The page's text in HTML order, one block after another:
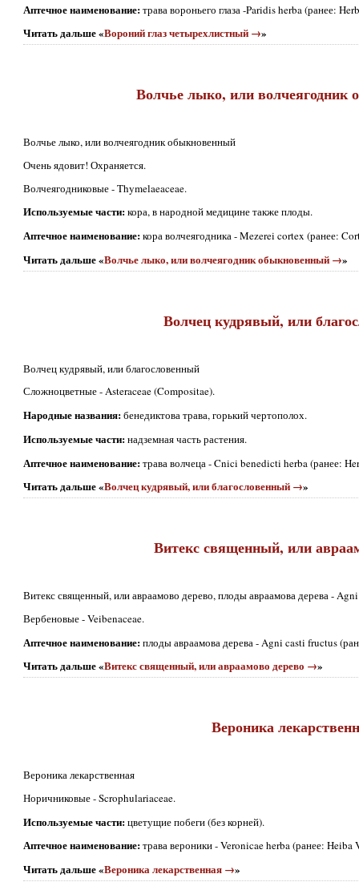
Аптечное наименование:трава вороньего глаза -Paridis herba (ранее:
Читать дальше «Вороний глаз четырехлистный →»
Волчье лыко, или волчеягодник
Волчье лыко, или волчеягодник обыкновенный
Очень ядовит! Охраняется.
Волчеягодниковые - Thymelaeaceae.
Используемые части:кора, в народной медицине также плоды.
Аптечное наименование:кора волчеягодника - Mezerei cortex (ранее:
Читать дальше «Волчье лыко, или волчеягодник обыкновенный →»
Волчец кудрявый, или
Волчец кудрявый, или благословенный
Сложноцветные - Asteraceae (Compositae).
Народные названия:бенедиктова трава, горький чертополох.
Используемые части:надземная часть растения.
Аптечное наименование:трава волчеца - Cnici benedicti herba (ранее:
Читать дальше «Волчец кудрявый, или благословенный →»
Витекс священный, или
Витекс священный, или авраамово дерево, плоды авраамова дерева -
Вербеновые - Veibenaceae.
Аптечное наименование:плоды авраамова дерева - Agni casti fructus
Читать дальше «Витекс священный, или авраамово дерево →»
Вероника
Вероника лекарственная
Норичниковые - Scrophulariaceae.
Используемые части:цветущие побеги (без корней).
Аптечное наименование:трава вероники - Veronicae herba (ранее: Heiba
Читать дальше «Вероника лекарственная →»